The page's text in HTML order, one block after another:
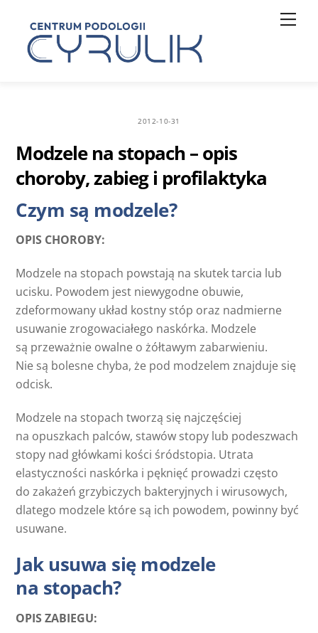
content
2012-10-31
Modzele na stopach – opis
choroby, zabieg i profilaktyka
Czym są modzele?
OPIS CHOROBY:
Modzele na stopach powstają na skutek tarcia lub
ucisku. Powodem jest niewygodne obuwie,
zdeformowany układ kostny stóp oraz nadmierne
usuwanie zrogowaciałego naskórka. Modzele
są przeważnie owalne o żółtawym zabarwieniu.
Nie są bolesne chyba, że pod modzelem znajduje się
odcisk.
Modzele na stopach tworzą się najczęściej
na opuszkach palców, stawów stopy lub podeszwach
stopy nad główkami kości śródstopia. Utrata
elastyczności naskórka i pęknięć prowadzi często
do zakażeń grzybiczych bakteryjnych i wirusowych,
dlatego modzele które są ich powodem, powinny być
usuwane.
Jak usuwa się modzele
na stopach?
OPIS ZABIEGU: